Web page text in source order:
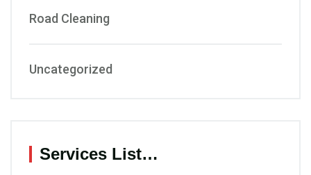
Road Cleaning
Uncategorized
Services List…